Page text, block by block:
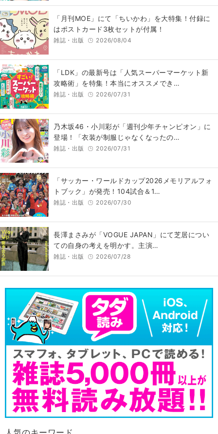
「月刊MOE」にて「ちいかわ」を大特集！付録に
はポストカード3枚セットが付属！
雑誌・出版 2026/08/04
「LDK」の最新号は「人気スーパーマーケット新
攻略術」を特集！本当にオススメでき…
雑誌・出版 2026/07/31
乃木坂46・小川彩が「週刊少年チャンピオン」に
登場！「衣装が制服じゃなくなったの…
雑誌・出版 2026/07/31
「サッカー・ワールドカップ2026メモリアルフォ
トブック」が発売！104試合＆1…
雑誌・出版 2026/07/30
長澤まさみが「VOGUE JAPAN」にて芝居につい
ての自身の考えを明かす。主演…
雑誌・出版 2026/07/28